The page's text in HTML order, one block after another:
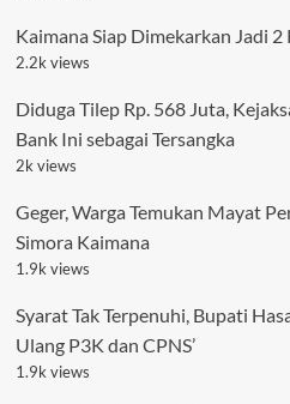
Kaimana Siap Dimekarkan Jadi
2.2k views
Diduga Tilep Rp. 568 Juta,
Bank Ini sebagai Tersangka
2k views
Geger, Warga Temukan Mayat
Simora Kaimana
1.9k views
Syarat Tak Terpenuhi, Bupati
Ulang P3K dan CPNS’
1.9k views